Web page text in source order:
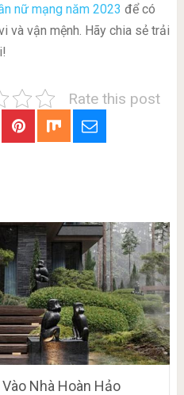
nữ mạng năm 2023 để có
và vận mệnh. Hãy chia sẻ trải
Rate this post
Nhà Hoàn Hảo